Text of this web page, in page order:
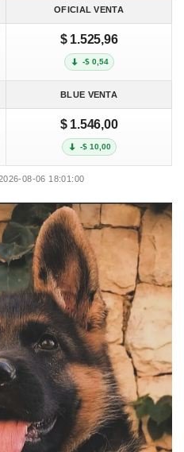
OFICIAL VENTA
$ 1.525,96
-$ 0,54
BLUE VENTA
$ 1.546,00
-$ 10,00
08-06 18:01:00